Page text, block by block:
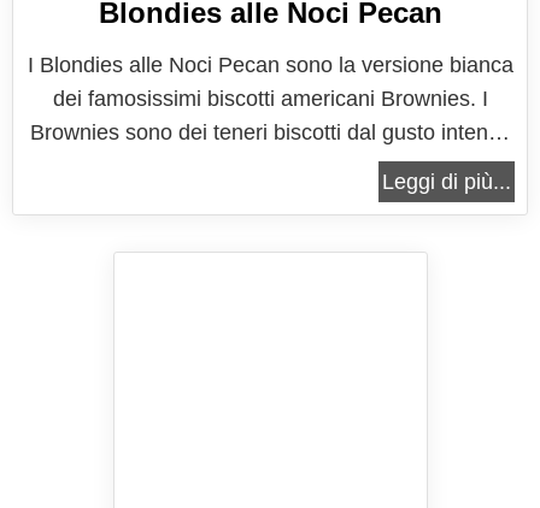
Blondies alle Noci Pecan
I Blondies alle Noci Pecan sono la versione bianca
dei famosissimi biscotti americani Brownies. I
Brownies sono dei teneri biscotti dal gusto intenso
e deciso del cioccolato fondente, i loro fratelli
bianchi, i blondies hanno invece un sapore più
Leggi di più...